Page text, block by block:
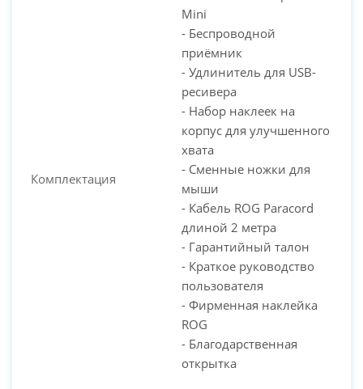
Комплектация
Mini
- Беспроводной
приёмник
- Удлинитель для USB-
ресивера
- Набор наклеек на
корпус для улучшенного
хвата
- Сменные ножки для
мыши
- Кабель ROG Paracord
длиной 2 метра
- Гарантийный талон
- Краткое руководство
пользователя
- Фирменная наклейка
ROG
- Благодарственная
открытка